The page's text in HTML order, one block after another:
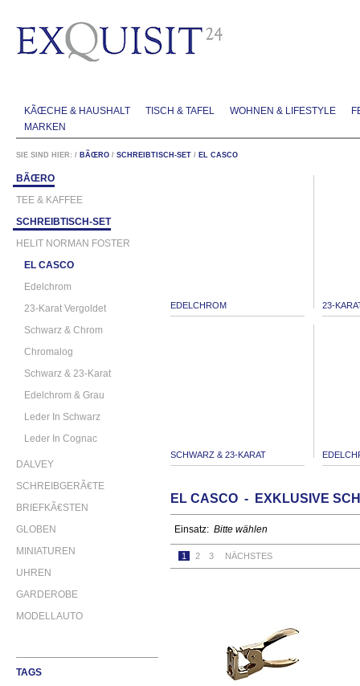
KÃŒCHE & HAUSHALT TISCH & TAFEL WOHNEN & LIFESTYLE
MARKEN
SIE SIND HIER: / BÃŒRO / SCHREIBTISCH-SET / EL CASCO
BÃŒRO
TEE & KAFFEE
SCHREIBTISCH-SET
HELIT NORMAN FOSTER
EL CASCO
Edelchrom
23-Karat Vergoldet
Schwarz & Chrom
Chromalog
Schwarz & 23-Karat
Edelchrom & Grau
Leder In Schwarz
Leder In Cognac
DALVEY
SCHREIBGERÃ€TE
BRIEFKÃ€STEN
GLOBEN
MINIATUREN
UHREN
GARDEROBE
MODELLAUTO
TAGS
EDELCHROM 23-
SCHWARZ & 23-KARAT
EL CASCO - EXKLUSIVE
Einsatz: Bitte wählen
1 2 3 NÄCHSTES